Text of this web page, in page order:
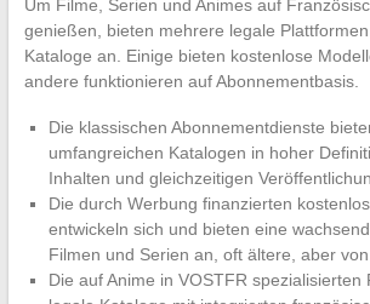
Um Filme, Serien und Animes auf
genießen, bieten mehrere legale
Kataloge an. Einige bieten kostenlose
andere funktionieren auf Abonnementbasis.
Die klassischen Abonnementdienste
umfangreichen Katalogen in hoher
Inhalten und gleichzeitigen
Die durch Werbung finanzierten
entwickeln sich und bieten eine
Filmen und Serien an, oft ältere, aber
Die auf Anime in VOSTFR spezialisierten